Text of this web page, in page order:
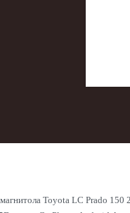
Toyota LC Prado 150